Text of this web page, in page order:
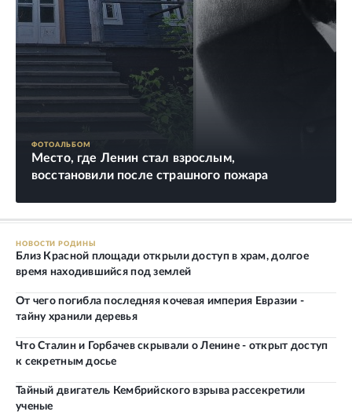
ФОТОАЛЬБОМ
Место, где Ленин стал взрослым,
восстановили после страшного пожара
НОВОСТИ РОДИНЫ
Близ Красной площади открыли доступ в храм, долгое
время находившийся под землей
От чего погибла последняя кочевая империя Евразии -
тайну хранили деревья
Что Сталин и Горбачев скрывали о Ленине - открыт доступ
к секретным досье
Тайный двигатель Кембрийского взрыва рассекретили
ученые